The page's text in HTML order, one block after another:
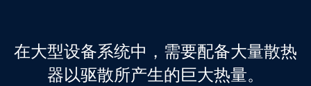
在大型设备系统中，需要配备大量散热
器以驱散所产生的巨大热量。